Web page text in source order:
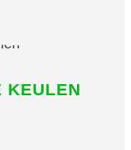
KEULEN